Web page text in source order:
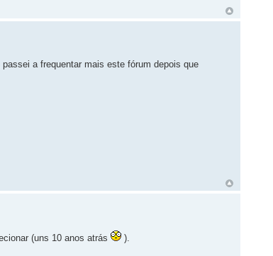
a frequentar mais este fórum depois que
(uns 10 anos atrás
).